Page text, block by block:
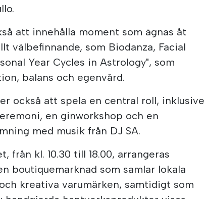
att innehålla moment som ägnas åt
välbefinnande, som Biodanza, Facial
Year Cycles in Astrology", som
balans och egenvård.
också att spela en central roll, inklusive
en ginworkshop och en
med musik från DJ SA.
från kl. 10.30 till 18.00, arrangeras
boutiquemarknad som samlar lokala
kreativa varumärken, samtidigt som